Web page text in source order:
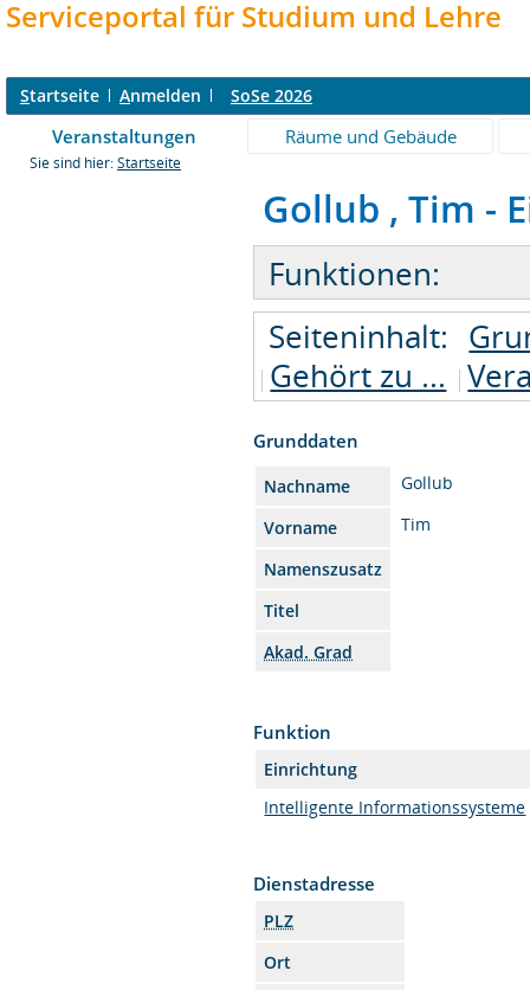
Serviceportal für Studium und Lehre
Startseite Anmelden SoSe 2026
Veranstaltungen Räume und Gebäude
Sie sind hier: Startseite
Gollub , Tim -
Funktionen:
Seiteninhalt:
Gehört zu ...
Grunddaten
Nachname
Gollub
Vorname
Tim
Namenszusatz
Titel
Akad. Grad
Funktion
Einrichtung
Intelligente Informationssysteme
Dienstadresse
PLZ
Ort